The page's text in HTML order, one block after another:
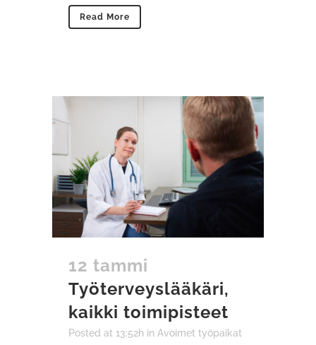
Read More
12 tammi
Työterveyslääkäri,
kaikki toimipisteet
Posted at 13:52h in Avoimet työpaikat